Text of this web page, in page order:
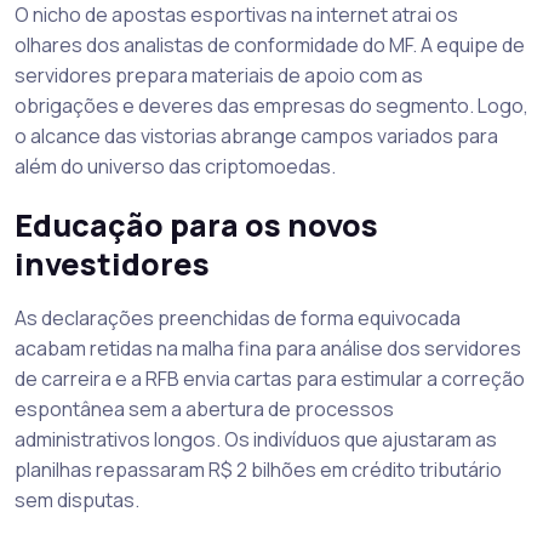
O nicho de apostas esportivas na internet atrai os
olhares dos analistas de conformidade do MF. A equipe de
servidores prepara materiais de apoio com as
obrigações e deveres das empresas do segmento. Logo,
o alcance das vistorias abrange campos variados para
além do universo das criptomoedas.
Educação para os novos
investidores
As declarações preenchidas de forma equivocada
acabam retidas na malha fina para análise dos servidores
de carreira e a RFB envia cartas para estimular a correção
espontânea sem a abertura de processos
administrativos longos. Os indivíduos que ajustaram as
planilhas repassaram R$ 2 bilhões em crédito tributário
sem disputas.